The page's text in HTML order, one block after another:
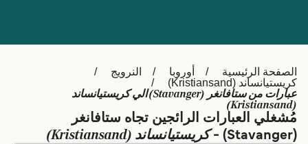
België (NL)
Ελλάδα
Belgique (FR)
Polska
Deutschland
Schweiz (DE)
Norge
Україна
الصفحة الرئيسية أوروبا
النرويج
كريستيانساند (Kristiansand)
عبارات من ستافانغر (Stavanger) الي كريستيانساند
(Kristiansand)
مُشغلي العبارات الرائجين تجاه ستافانغر
(Stavanger) -
كريستيانساند (Kristiansand)